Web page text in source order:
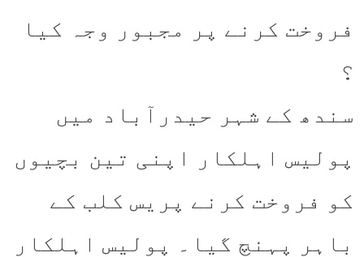
فروخت کرنے پر مجبور وجہ کیا
؟
سندھ کے شہر حیدرآباد میں
پولیس اہلکار اپنی تین بچیوں
کو فروخت کرنے پریس کلب کے
باہر پہنچ گیا۔ پولیس اہلکار